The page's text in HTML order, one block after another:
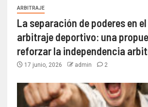
ARBITRAJE
La separación de poderes en
arbitraje deportivo: una
reforzar la independencia
17 junio, 2026 admin 2